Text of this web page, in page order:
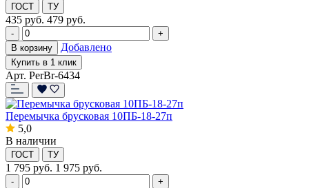
ГОСТ ТУ
435 руб. 479 руб.
-
+
В корзину
Добавлено
Купить в 1 клик
Арт. PerBr-6434
Перемычка брусковая 10ПБ-18-27п
5,0
В наличии
ГОСТ ТУ
1 795 руб. 1 975 руб.
-
+